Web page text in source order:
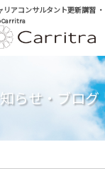
リアコンサルタント更新講習
Carritra
らせ・ブログ